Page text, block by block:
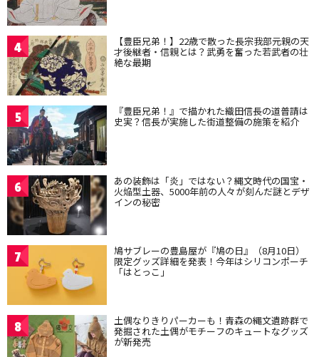
4 【豊臣兄弟！】22歳で散った長宗我部元親の天
才後継者・信親とは？武勇を奮った若武者の壮
絶な最期
5 『豊臣兄弟！』で描かれた織田信長の道普請は
史実？信長が実施した街道整備の施策を紹介
6 あの装飾は「炎」ではない？縄文時代の国宝・
火焔型土器、5000年前の人々が刻んだ謎とデザ
インの秘密
7 鳩サブレーの豊島屋が『鳩の日』（8月10日）
限定グッズ詳細を発表！今年はシリコンポーチ
「はとっこ」
8 土偶なりきりパーカーも！青森の縄文遺跡群で
発掘された土偶がモチーフのキュートなグッズ
が新発売